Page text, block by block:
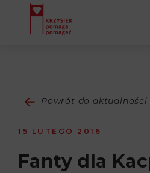
DZIAŁALNOŚĆ
Powrót do aktualności
15 LUTEGO 2016
Fanty dla